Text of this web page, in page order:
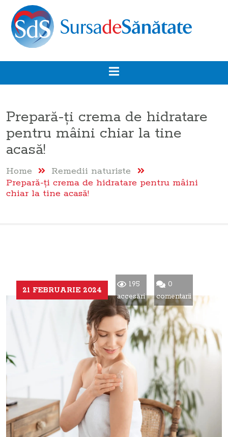
Prepară-ți crema de hidratare
pentru mâini chiar la tine
acasă!
Home
Remedii naturiste
Prepară-ți crema de hidratare pentru mâini
chiar la tine acasă!
21 FEBRUARIE 2024
195
accesări
0
comentarii